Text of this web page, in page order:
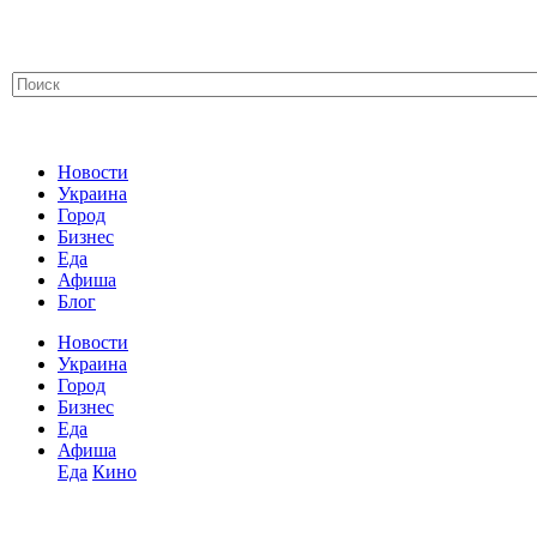
Новости
Украина
Город
Бизнес
Еда
Афиша
Блог
Новости
Украина
Город
Бизнес
Еда
Афиша
Еда Кино